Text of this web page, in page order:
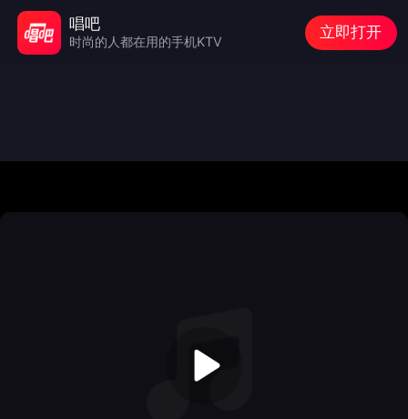
唱吧
时尚的人都在用的手机KTV
立即打开